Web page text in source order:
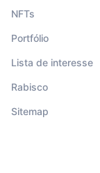
NFTs
Portfólio
Lista de interesse
Rabisco
Sitemap